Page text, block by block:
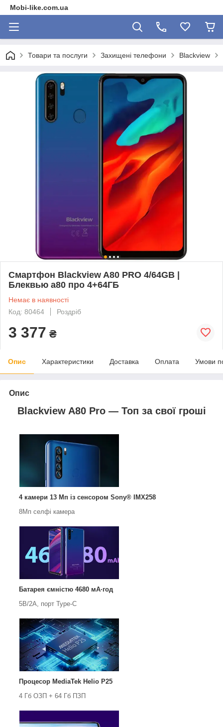
Mobi-like.com.ua
Товари та послуги Захищені телефони Blackview
Смартфон Blackview A80 PRO 4/64GB |
Блеквью а80 про 4+64ГБ
Немає в наявності
Код: 80464
Роздріб
3 377 ₴
Опис Характеристики Доставка Оплата Умови
Опис
Blackview A80 Pro — Топ за свої гроші
4 камери 13 Мп із сенсором Sony® IMX258
8Мп селфі камера
Батарея ємністю 4680 мА·год
5В/2А, порт Type-C
Процесор MediaTek Helio P25
4 Гб ОЗП + 64 Гб ПЗП